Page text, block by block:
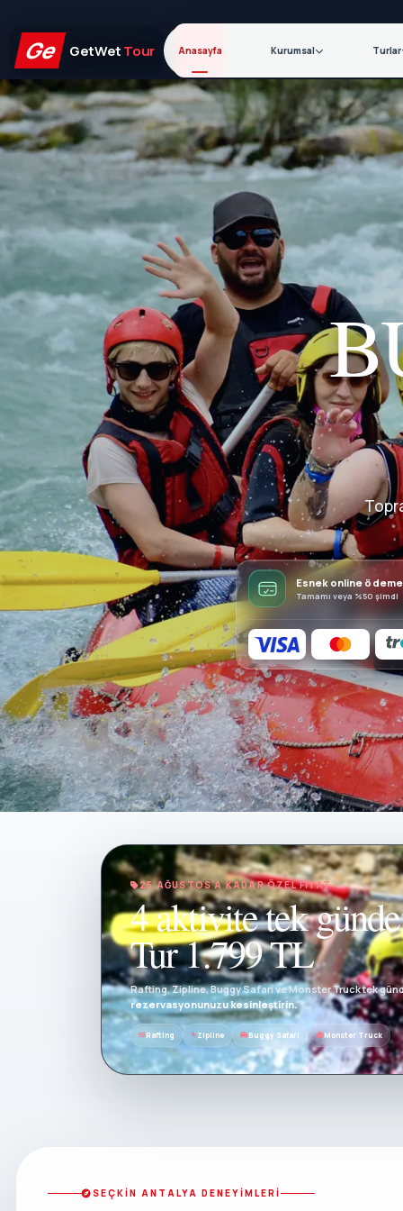
Ge GetWetTour Anasayfa Kurumsal Turlar
Esnek online ödeme
Tamamı veya %50 şimdi
25 AĞUSTOS'A KADAR ÖZEL FIYAT
4 aktivite tek
Tur 1.799 TL
Rafting, Zipline, Buggy Safari ve Monster Truck tek
rezervasyonunuzu kesinleştirin.
Rafting Zipline Buggy Safari Monster Truck
SEÇKIN ANTALYA DENEYIMLERI